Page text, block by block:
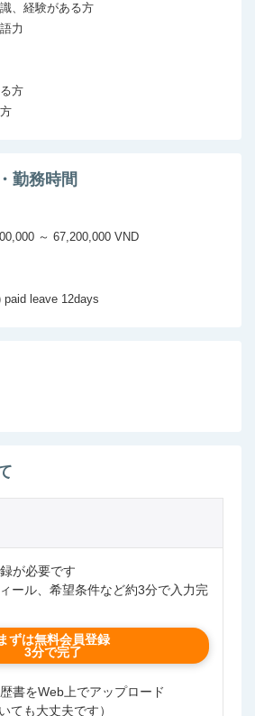
、経験がある方
力
方
勤務時間
～ 67,200,000 VND
が必要です
ール、希望条件など約3分で入力完
まずは無料会員登録
3分で完了
書をWeb上でアップロード
ても大丈夫です）